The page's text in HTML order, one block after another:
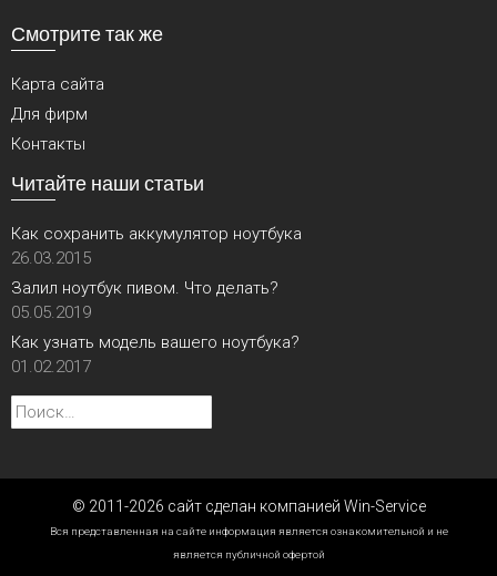
Смотрите так же
Карта сайта
Для фирм
Контакты
Читайте наши статьи
Как сохранить аккумулятор ноутбука
26.03.2015
Залил ноутбук пивом. Что делать?
05.05.2019
Как узнать модель вашего ноутбука?
01.02.2017
Найти:
© 2011-2026 сайт сделан компанией Win-Service
Вся представленная на сайте информация является ознакомительной и не
является публичной офертой